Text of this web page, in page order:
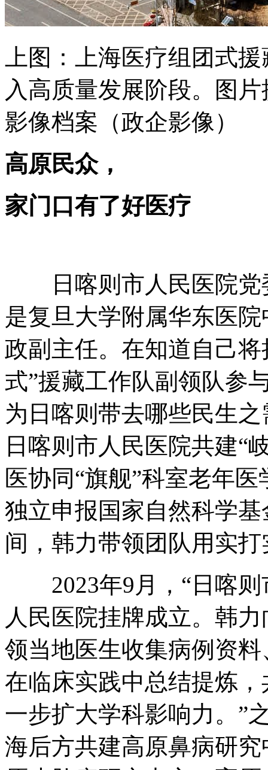
上图：上海医疗组团式
入高质量发展阶段。图
影像档案（政企影像）
高原民众，
家门口有了好医疗
日喀则市人民医院党
是复旦大学附属华东医
政副主任。在知道自己
式”援藏工作队副领队参
为日喀则带去哪些民生
日喀则市人民医院共建“
医协同“旗舰”科室老年
独立申报国家自然科学
间，韩力带领团队用实
2023年9月，“日喀则
人民医院挂牌成立。韩
领当地医生收集病例资
在临床实践中总结提炼
一步扩大学科影响力。”
海后方共建高原鼻病研